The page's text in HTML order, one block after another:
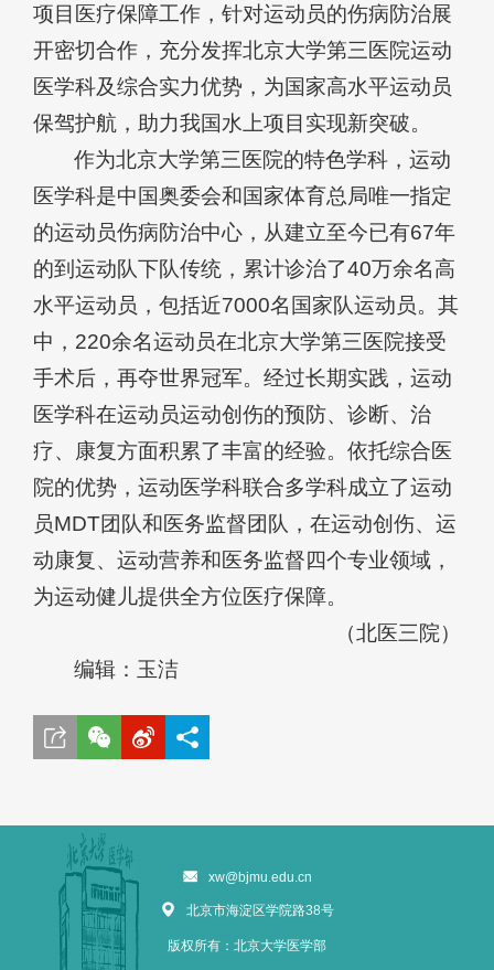
项目医疗保障工作，针对运动员的伤病防治展
开密切合作，充分发挥北京大学第三医院运动
医学科及综合实力优势，为国家高水平运动员
保驾护航，助力我国水上项目实现新突破。
作为北京大学第三医院的特色学科，运动
医学科是中国奥委会和国家体育总局唯一指定
的运动员伤病防治中心，从建立至今已有67年
的到运动队下队传统，累计诊治了40万余名高
水平运动员，包括近7000名国家队运动员。其
中，220余名运动员在北京大学第三医院接受
手术后，再夺世界冠军。经过长期实践，运动
医学科在运动员运动创伤的预防、诊断、治
疗、康复方面积累了丰富的经验。依托综合医
院的优势，运动医学科联合多学科成立了运动
员MDT团队和医务监督团队，在运动创伤、运
动康复、运动营养和医务监督四个专业领域，
为运动健儿提供全方位医疗保障。
（北医三院）
编辑：玉洁
xw@bjmu.edu.cn
北京市海淀区学院路38号
版权所有：北京大学医学部